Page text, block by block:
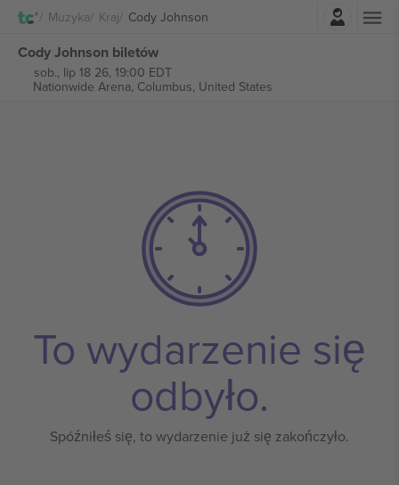
Muzyka Kraj Cody Johnson
Cody Johnson biletów
sob., lip 18 26, 19:00 EDT
Nationwide Arena, Columbus, United States
To wydarzenie się
odbyło.
Spóźniłeś się, to wydarzenie już się zakończyło.